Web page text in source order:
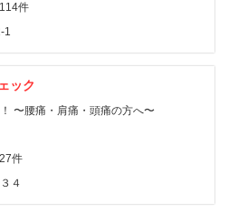
114件
1
ック
〜腰痛・肩痛・頭痛の方へ〜
27件
４